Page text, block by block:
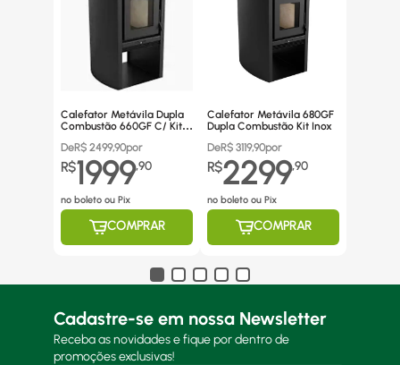
Calefator Metávila Dupla
Combustão 660GF C/ Kit
DeR$ 2499,90por
R$1999,90
no boleto ou Pix
COMPRAR
Calefator Metávila 680GF
Dupla Combustão Kit Inox
DeR$ 3119,90por
R$2299,90
no boleto ou Pix
COMPRAR
Cadastre-se em nossa Newsletter
Receba as novidades e fique por dentro de
promoções exclusivas!